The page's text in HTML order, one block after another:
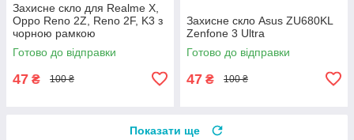
Захисне скло для Realme X,
Oppo Reno 2Z, Reno 2F, K3 з
чорною рамкою
Готово до відправки
47 ₴ 100 ₴
Захисне скло Asus ZU680KL
Zenfone 3 Ultra
Готово до відправки
47 ₴ 100 ₴
Показати ще